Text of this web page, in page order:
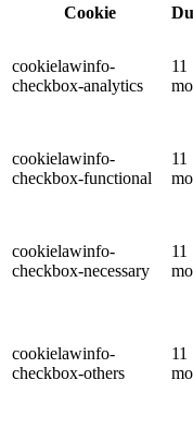
Cookie
cookielawinfo-
checkbox-analytics
11
cookielawinfo-
checkbox-functional
11
cookielawinfo-
checkbox-necessary
11
cookielawinfo-
checkbox-others
11